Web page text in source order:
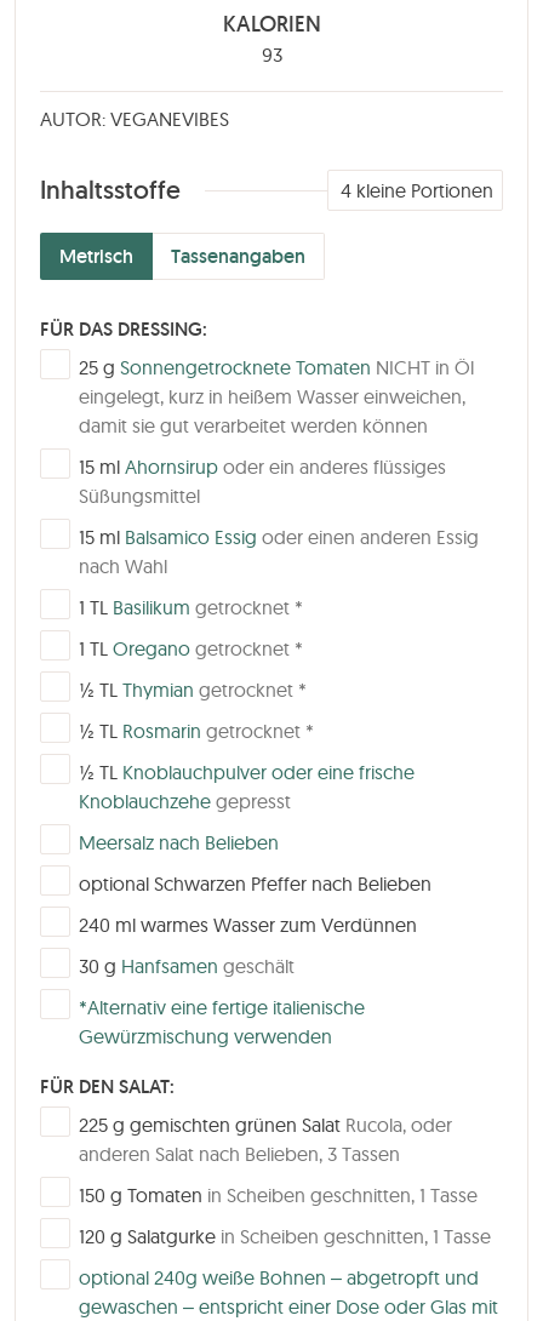
KALORIEN
93
AUTOR: VEGANEVIBES
Inhaltsstoffe
Metrisch Tassenangaben
4 kleine Portionen
FÜR DAS DRESSING:
▢
25 g Sonnengetrocknete Tomaten NICHT in Öl
eingelegt, kurz in heißem Wasser einweichen,
damit sie gut verarbeitet werden können
▢
15 ml Ahornsirup oder ein anderes flüssiges
Süßungsmittel
▢
15 ml Balsamico Essig oder einen anderen Essig
nach Wahl
▢1 TL Basilikum getrocknet *
▢1 TL Oregano getrocknet *
▢
½ TL Thymian getrocknet *
▢
½ TL Rosmarin getrocknet *
▢
½ TL Knoblauchpulver oder eine frische
Knoblauchzehe gepresst
▢Meersalz nach Belieben
▢
optional Schwarzen Pfeffer nach Belieben
▢
240 ml warmes Wasser zum Verdünnen
▢
30 g Hanfsamen geschält
▢
*Alternativ eine fertige italienische
Gewürzmischung verwenden
FÜR DEN SALAT:
▢
225 g gemischten grünen Salat Rucola, oder
anderen Salat nach Belieben, 3 Tassen
▢
150 g Tomaten in Scheiben geschnitten, 1 Tasse
▢
120 g Salatgurke in Scheiben geschnitten, 1 Tasse
▢
optional 240g weiße Bohnen – abgetropft und
gewaschen – entspricht einer Dose oder Glas mit